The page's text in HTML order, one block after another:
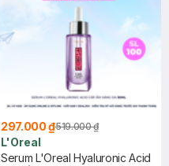
297.000 ₫519.000 ₫
L'Oreal
Serum L'Oreal Hyaluronic Acid